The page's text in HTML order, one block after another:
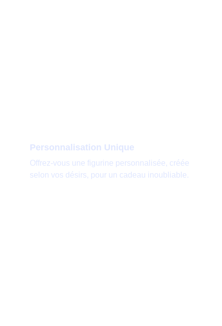
Personnalisation Unique
Offrez-vous une figurine personnalisée, créée
selon vos désirs, pour un cadeau inoubliable.